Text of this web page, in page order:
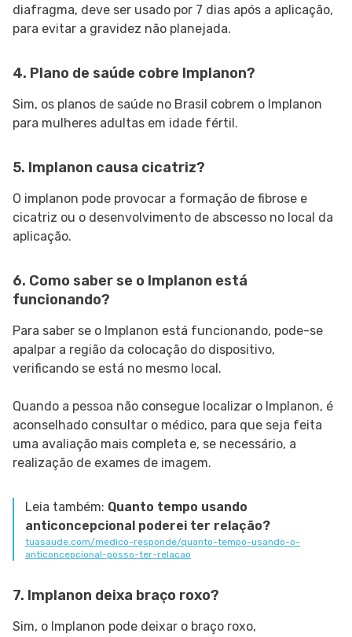
diafragma, deve ser usado por 7 dias após a aplicação,
para evitar a gravidez não planejada.
4. Plano de saúde cobre Implanon?
Sim, os planos de saúde no Brasil cobrem o Implanon
para mulheres adultas em idade fértil.
5. Implanon causa cicatriz?
O implanon pode provocar a formação de fibrose e
cicatriz ou o desenvolvimento de abscesso no local da
aplicação.
6. Como saber se o Implanon está
funcionando?
Para saber se o Implanon está funcionando, pode-se
apalpar a região da colocação do dispositivo,
verificando se está no mesmo local.
Quando a pessoa não consegue localizar o Implanon, é
aconselhado consultar o médico, para que seja feita
uma avaliação mais completa e, se necessário, a
realização de exames de imagem.
Leia também: Quanto tempo usando
anticoncepcional poderei ter relação?
tuasaude.com/medico-responde/quanto-tempo-usando-o-
anticoncepcional-posso-ter-relacao
7. Implanon deixa braço roxo?
Sim, o Implanon pode deixar o braço roxo,